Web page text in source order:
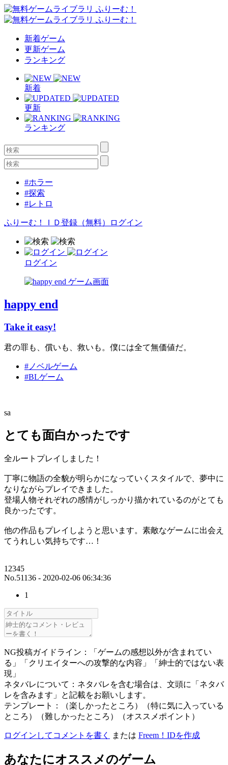
新着ゲーム
更新ゲーム
ランキング
新着
更新
ランキング
#ホラー
#探索
#レトロ
ふりーむ！ＩＤ登録（無料） ログイン
ログイン
happy end
Take it easy!
君の罪も、償いも、救いも。僕には全て無価値だ。
#ノベルゲーム
#BLゲーム
sa
とても面白かったです
全ルートプレイしました！
丁寧に物語の全貌が明らかになっていくスタイルで、夢中に
なりながらプレイできました。
登場人物それぞれの感情がしっかり描かれているのがとても
良かったです。
他の作品もプレイしようと思います。素敵なゲームに出会え
てうれしい気持ちです…！
12345
No.51136 - 2020-02-06 06:34:36
1
NG投稿ガイドライン：「ゲームの感想以外が含まれてい
る」「クリエイターへの攻撃的な内容」「紳士的ではない表
現」
ネタバレについて：ネタバレを含む場合は、文頭に「ネタバ
レを含みます」と記載をお願いします。
テンプレート：（楽しかったところ）（特に気に入っている
ところ）（難しかったところ）（オススメポイント）
ログインしてコメントを書く または Freem！IDを作成
あなたにオススメのゲーム